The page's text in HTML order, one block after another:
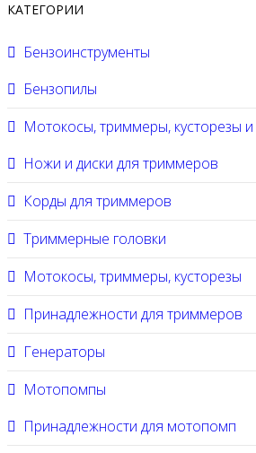
КАТЕГОРИИ
Бензоинструменты
Бензопилы
Мотокосы, триммеры, кусторезы
Ножи и диски для триммеров
Корды для триммеров
Триммерные головки
Мотокосы, триммеры, кусторезы
Принадлежности для триммеров
Генераторы
Мотопомпы
Принадлежности для мотопомп